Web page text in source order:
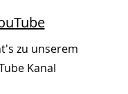
zu unserem
Kanal